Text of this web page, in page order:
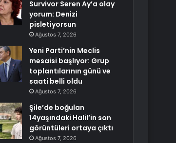
Survivor Seren Ay’a olay
yorum: Denizi
pisletiyorsun
Ağustos 7, 2026
Yeni Parti’nin Meclis
mesaisi başlıyor: Grup
toplantılarının günü ve
saati belli oldu
Ağustos 7, 2026
Şile’de boğulan
14yaşındaki Halil’in son
görüntüleri ortaya çıktı
Ağustos 7, 2026